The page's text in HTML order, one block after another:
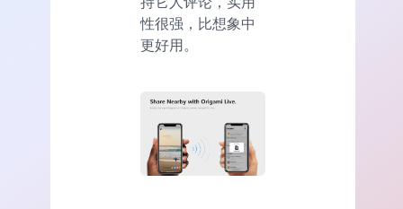
性很强，比想象中
更好用。